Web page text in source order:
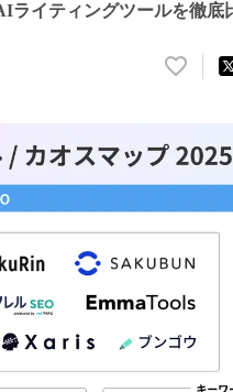
ライティングツールを徹底
い
！
数
読
み
込
中
で
す